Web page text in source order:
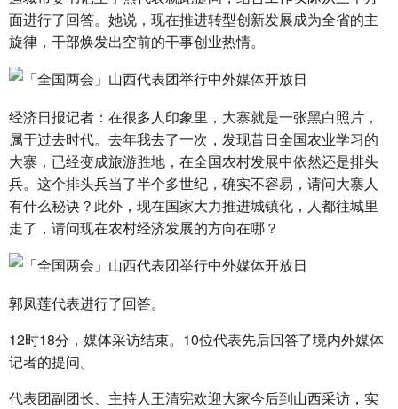
面进行了回答。她说，现在推进转型创新发展成为全省的主
旋律，干部焕发出空前的干事创业热情。
经济日报记者：在很多人印象里，大寨就是一张黑白照片，
属于过去时代。去年我去了一次，发现昔日全国农业学习的
大寨，已经变成旅游胜地，在全国农村发展中依然还是排头
兵。这个排头兵当了半个多世纪，确实不容易，请问大寨人
有什么秘诀？此外，现在国家大力推进城镇化，人都往城里
走了，请问现在农村经济发展的方向在哪？
郭凤莲代表进行了回答。
12时18分，媒体采访结束。10位代表先后回答了境内外媒体
记者的提问。
代表团副团长、主持人王清宪欢迎大家今后到山西采访，实